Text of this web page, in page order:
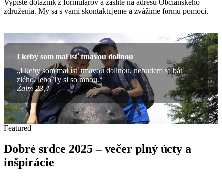
Vypíšte dotazník z formulárov a zašlite na adresu Občianskeho
združenia. My sa s vami skontaktujeme a zvážime formu pomoci.
I keby som mal ísť tmavou dolinou
„I keby som mal ísť tmavou dolinou, nebudem sa báť
zlého, lebo Ty si so mnou.“
Žalm 23,4
Featured
Dobré srdce 2025 – večer plný úcty a
inšpirácie